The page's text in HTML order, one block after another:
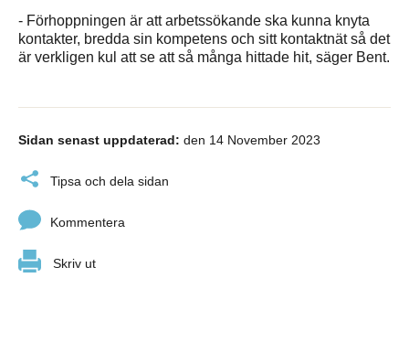
- Förhoppningen är att arbetssökande ska kunna knyta
kontakter, bredda sin kompetens och sitt kontaktnät så det
är verkligen kul att se att så många hittade hit, säger Bent.
Sidan senast uppdaterad: den 14 November 2023
Tipsa och dela sidan
Kommentera
Skriv ut